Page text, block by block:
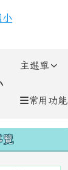
小
主選單
常用功能
內容
覽